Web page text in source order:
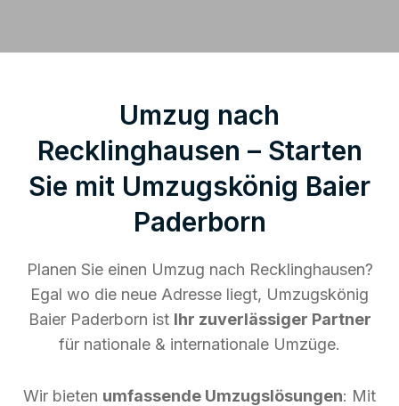
Umzug nach
Recklinghausen – Starten
Sie mit Umzugskönig Baier
Paderborn
Planen Sie einen Umzug nach Recklinghausen?
Egal wo die neue Adresse liegt, Umzugskönig
Baier Paderborn ist Ihr zuverlässiger Partner
für nationale & internationale Umzüge.
Wir bieten umfassende Umzugslösungen: Mit